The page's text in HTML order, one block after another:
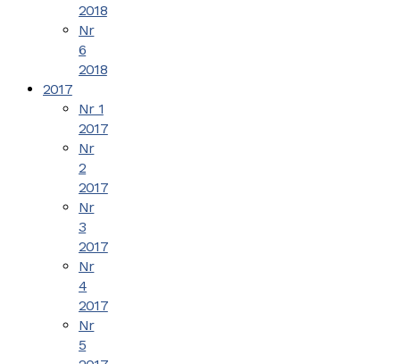
2018
Nr
6
2018
2017
Nr 1
2017
Nr
2
2017
Nr
3
2017
Nr
4
2017
Nr
5